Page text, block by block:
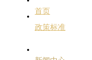
首页
政策标准